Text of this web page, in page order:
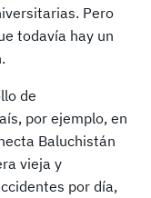
Pero
todavía hay un
de
por ejemplo, en
Baluchistán
vieja y
por día,